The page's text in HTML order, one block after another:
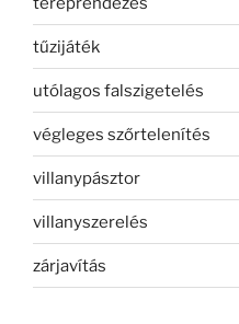
tűzijáték
utólagos falszigetelés
végleges szőrtelenítés
villanypásztor
villanyszerelés
zárjavítás